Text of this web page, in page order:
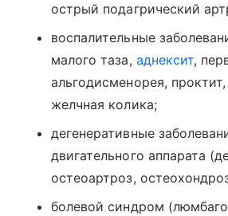
острый подагрический
воспалительные
малого таза, аднексит,
альгодисменорея,
желчная колика;
дегенеративные
двигательного аппарата
остеоартроз,
болевой синдром